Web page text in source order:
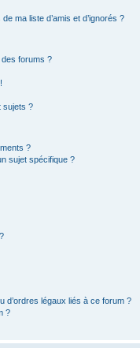
ma liste d’amis et d’ignorés ?
forums ?
sujets ?
?
sujet spécifique ?
d’ordres légaux liés à ce forum ?
?